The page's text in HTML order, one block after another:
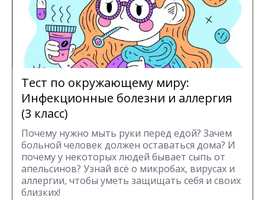
Тест по окружающему миру:
Инфекционные болезни и аллергия
(3 класс)
Почему нужно мыть руки перед едой? Зачем
больной человек должен оставаться дома? И
почему у некоторых людей бывает сыпь от
апельсинов? Узнай всё о микробах, вирусах и
аллергии, чтобы уметь защищать себя и своих
близких!